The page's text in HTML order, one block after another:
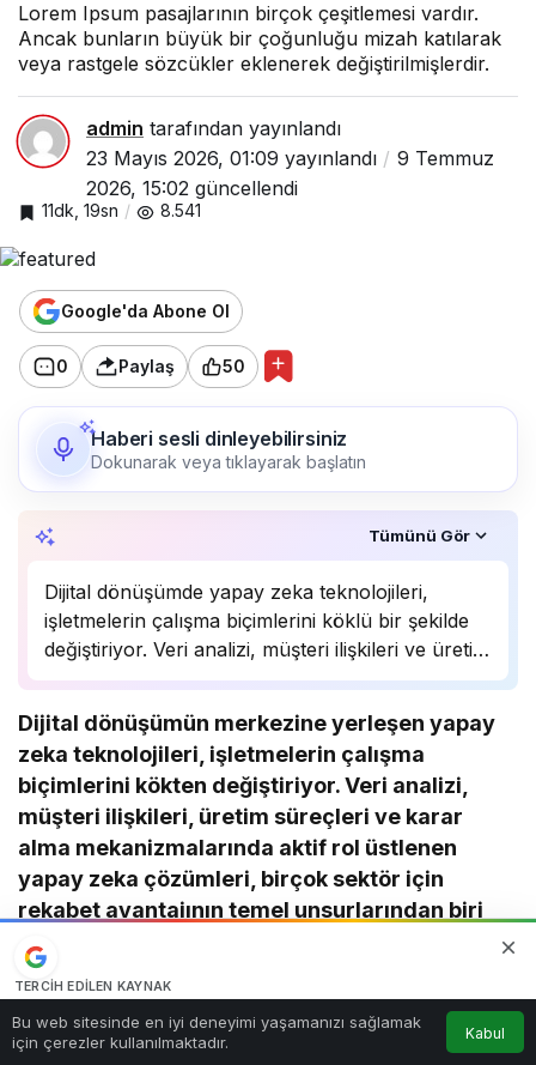
Lorem Ipsum pasajlarının birçok çeşitlemesi vardır.
Ancak bunların büyük bir çoğunluğu mizah katılarak
veya rastgele sözcükler eklenerek değiştirilmişlerdir.
admin tarafından yayınlandı
23 Mayıs 2026, 01:09 yayınlandı
9 Temmuz
2026, 15:02 güncellendi
11dk, 19sn 8.541
Google'da Abone Ol
0 Paylaş 50
Haberi sesli dinleyebilirsiniz
Dokunarak veya tıklayarak başlatın
Tümünü Gör
Dijital dönüşümde yapay zeka teknolojileri,
işletmelerin çalışma biçimlerini köklü bir şekilde
değiştiriyor. Veri analizi, müşteri ilişkileri ve üretim
süreçlerinde önemli bir rol oynayan yapay zeka,
Uzmanlar, bu teknolojinin önümüzdeki yıllarda
daha da yaygınlaşarak…
Dijital dönüşümün merkezine yerleşen yapay
zeka teknolojileri, işletmelerin çalışma
biçimlerini kökten değiştiriyor. Veri analizi,
müşteri ilişkileri, üretim süreçleri ve karar
alma mekanizmalarında aktif rol üstlenen
yapay zeka çözümleri, birçok sektör için
rekabet avantajının temel unsurlarından biri
haline gelmiş durumda. Uzmanlar, önümüzdeki
yıllarda yapay zeka kullanımının daha da
yaygınlaşacağını ve küresel ekonominin
şekillenmesinde kritik rol oynayacağını
TERCIH EDILEN KAYNAK
Kaynağı Ekle
Bu web sitesinde en iyi deneyimi yaşamanızı sağlamak
için çerezler kullanılmaktadır.
Kabul
Anasayfa Akış Bildirimler
0